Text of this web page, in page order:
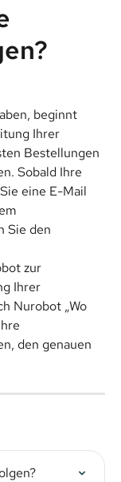
beginnt
Ihrer
Bestellungen
Sobald Ihre
eine E-Mail
Sie den
zur
Ihrer
Nurobot „Wo
den genauen